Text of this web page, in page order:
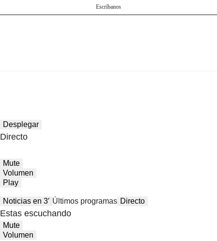
Escríbanos
Desplegar
Directo
Mute
Volumen
Play
Noticias en 3′ Últimos programas Directo
Estas escuchando
Mute
Volumen